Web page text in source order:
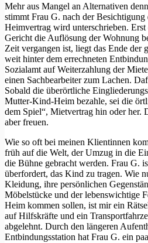
Mehr aus Mangel an Alternativen
stimmt Frau G. nach der
Heimvertrag wird unterschrieben.
Gericht die Auflösung der Wohnung
Zeit vergangen ist, liegt das Ende der
weit hinter dem errechneten
Sozialamt auf Weiterzahlung der
einen Sachbearbeiter zum Lachen.
Sobald die überörtliche
Mutter-Kind-Heim bezahle, sei die
dem Spiel“, Mietvertrag hin oder her.
aber freuen.
Wie so oft bei meinen Klientinnen
früh auf die Welt, der Umzug in die
die Bühne gebracht werden. Frau G.
überfordert, das Kind zu tragen. Wie
Kleidung, ihre persönlichen
Möbelstücke und der lebenswichtige
Heim kommen sollen, ist mir ein
auf Hilfskräfte und ein
abgelehnt. Durch den längeren
Entbindungsstation hat Frau G. ein